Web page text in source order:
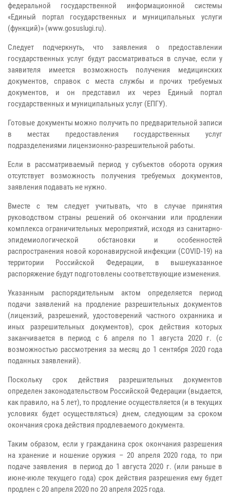
федеральной государственной информационной системы
«Единый портал государственных и муниципальных услуги
(функций)» (www.gosuslugi.ru).
Следует подчеркнуть, что заявления о предоставлении
государственных услуг будут рассматриваться в случае, если у
заявителя имеется возможность получения медицинских
документов, справок с места службы и прочих требуемых
документов, и он представил их через Единый портал
государственных и муниципальных услуг (ЕПГУ).
Готовые документы можно получить по предварительной записи
в местах предоставления государственных услуг
подразделениями лицензионно-разрешительной работы.
Если в рассматриваемый период у субъектов оборота оружия
отсутствует возможность получения требуемых документов,
заявления подавать не нужно.
Вместе с тем следует учитывать, что в случае принятия
руководством страны решений об окончании или продлении
комплекса ограничительных мероприятий, исходя из санитарно-
эпидемиологической обстановки и особенностей
распространения новой коронавирусной инфекции (COVID-19) на
территории Российской Федерации, в вышеуказанное
распоряжение будут подготовлены соответствующие изменения.
Указанным распорядительным актом определяется период
подачи заявлений на продление разрешительных документов
(лицензий, разрешений, удостоверений частного охранника и
иных разрешительных документов), срок действия которых
заканчивается в период с 6 апреля по 1 августа 2020 г. (с
возможностью рассмотрения за месяц до 1 сентября 2020 года
поданных заявлений).
Поскольку срок действия разрешительных документов
определен законодательством Российской Федерации (выдается,
как правило, на 5 лет), то продление осуществляется (и в текущих
условиях будет осуществляться) днем, следующим за сроком
окончания срока действия продлеваемого документа.
Таким образом, если у гражданина срок окончания разрешения
на хранение и ношение оружия – 20 апреля 2020 года, то при
подаче заявления в период до 1 августа 2020 г. (или раньше в
июне-июле текущего года) срок действия разрешения ему будет
продлен с 20 апреля 2020 по 20 апреля 2025 года.